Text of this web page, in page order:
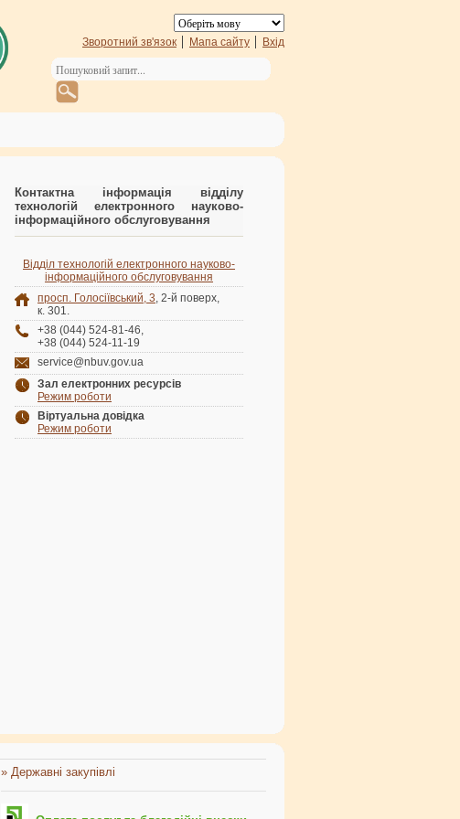
Зворотний зв'язок Мапа сайту Вхід
Контактна інформація відділу
технологій електронного науково-
інформаційного обслуговування
Відділ технологій електронного науково-
інформаційного обслуговування
просп. Голосіївський, 3, 2-й поверх,
к. 301.
+38 (044) 524-81-46,
+38 (044) 524-11-19
service@nbuv.gov.ua
Зал електронних ресурсів
Режим роботи
Віртуальна довідка
Режим роботи
» Державні закупівлі